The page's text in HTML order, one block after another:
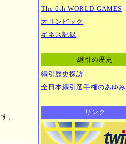
。
The 6th WORLD GAMES
オリンピック
ギネス記録
綱引の歴史
綱引歴史探訪
全日本綱引選手権のあゆみ
リンク